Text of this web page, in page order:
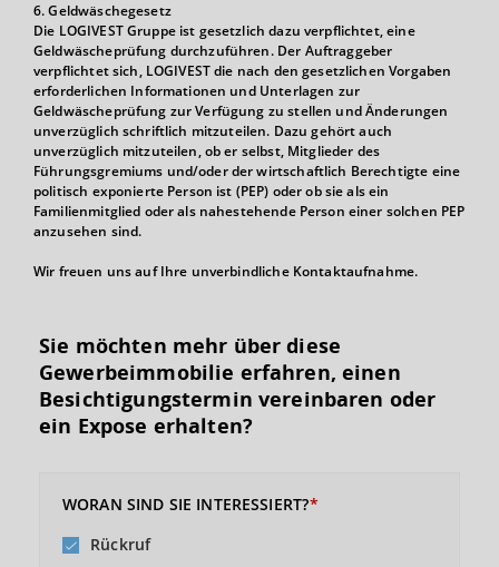
6. Geldwäschegesetz
Die LOGIVEST Gruppe ist gesetzlich dazu verpflichtet, eine
Geldwäscheprüfung durchzuführen. Der Auftraggeber
verpflichtet sich, LOGIVEST die nach den gesetzlichen Vorgaben
erforderlichen Informationen und Unterlagen zur
Geldwäscheprüfung zur Verfügung zu stellen und Änderungen
unverzüglich schriftlich mitzuteilen. Dazu gehört auch
unverzüglich mitzuteilen, ob er selbst, Mitglieder des
Führungsgremiums und/oder der wirtschaftlich Berechtigte eine
politisch exponierte Person ist (PEP) oder ob sie als ein
Familienmitglied oder als nahestehende Person einer solchen PEP
anzusehen sind.
Wir freuen uns auf Ihre unverbindliche Kontaktaufnahme.
Sie möchten mehr über diese
Gewerbeimmobilie erfahren, einen
Besichtigungs­termin vereinbaren oder
ein Expose erhalten?
WORAN SIND SIE INTERESSIERT?
Rückruf